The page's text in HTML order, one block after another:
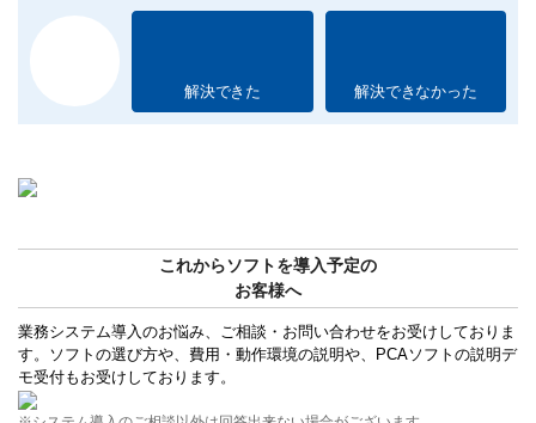
解決できた 解決できなかった
これからソフトを導入予定の
お客様へ
業務システム導入のお悩み、ご相談・お問い合わせをお受けしておりま
す。ソフトの選び方や、費用・動作環境の説明や、PCAソフトの説明デ
モ受付もお受けしております。